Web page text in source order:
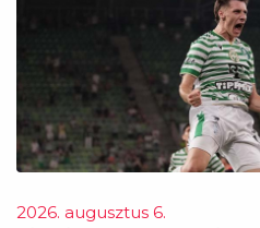
2026. augusztus 6.